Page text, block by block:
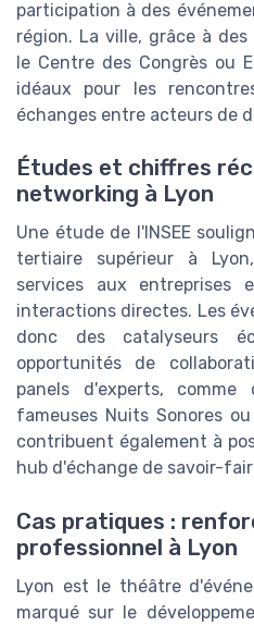
participation à des
région. La ville, grâce à
le Centre des Congrès ou
idéaux pour les
échanges entre acteurs de
Études et chiffres
networking à Lyon
Une étude de l'INSEE
tertiaire supérieur à
services aux entreprises
interactions directes. Les
donc des catalyseurs
opportunités de
panels d'experts,
fameuses Nuits Sonores
contribuent également à
hub d'échange de savoir-
Cas pratiques :
professionnel à Lyon
Lyon est le théâtre
marqué sur le